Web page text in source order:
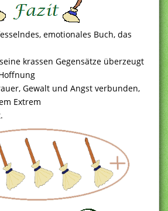
emotionales Buch, das
krassen Gegensätze überzeugt
Gewalt und Angst verbunden,
Extrem